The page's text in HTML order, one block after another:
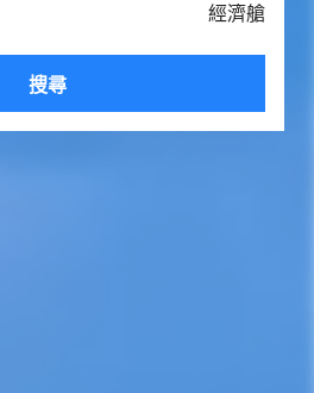
經濟艙
搜尋